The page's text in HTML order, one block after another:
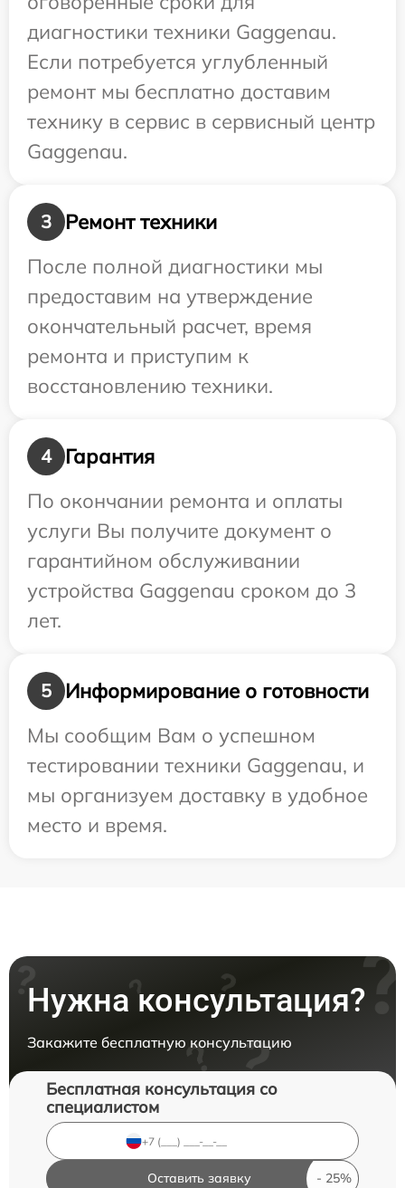
диагностики техники Gaggenau.
Если потребуется углубленный
ремонт мы бесплатно доставим
технику в сервис в сервисный центр
Gaggenau.
3
Ремонт техники
После полной диагностики мы
предоставим на утверждение
окончательный расчет, время
ремонта и приступим к
восстановлению техники.
4
Гарантия
По окончании ремонта и оплаты
услуги Вы получите документ о
гарантийном обслуживании
устройства Gaggenau сроком до 3
лет.
5
Информирование о готовности
Мы сообщим Вам о успешном
тестировании техники Gaggenau, и
мы организуем доставку в удобное
место и время.
Нужна консультация?
Закажите бесплатную консультацию
Бесплатная консультация со
специалистом
Оставить заявку